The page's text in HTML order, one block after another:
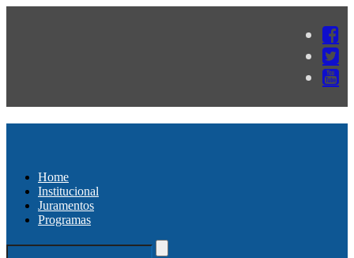
Home
Institucional
Juramentos
Programas